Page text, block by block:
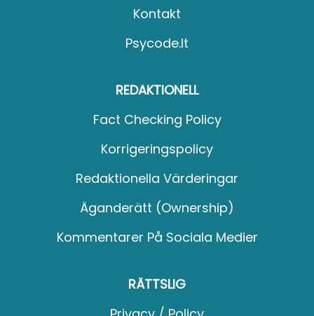
Kontakt
Psycode.it
REDAKTIONELL
Fact Checking Policy
Korrigeringspolicy
Redaktionella Värderingar
Äganderätt (Ownership)
Kommentarer På Sociala Medier
RÄTTSLIG